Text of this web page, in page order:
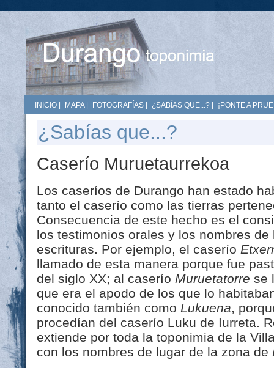
INICIO MAPA| FOTOGRAFÍAS ¿SABÍAS QUE...? ¡PONTE A
¿Sabías que...?
Caserío Muruetaurrekoa
Los caseríos de Durango han estado
tanto el caserío como las tierras
Consecuencia de este hecho es el
los testimonios orales y los nombres
escrituras. Por ejemplo, el caserío
llamado de esta manera porque fue
del siglo XX; al caserío Muruetatorre se
que era el apodo de los que lo
conocido también como Lukuena,
procedían del caserío Luku de Iurreta.
extiende por toda la toponimia de la
con los nombres de lugar de la zona de